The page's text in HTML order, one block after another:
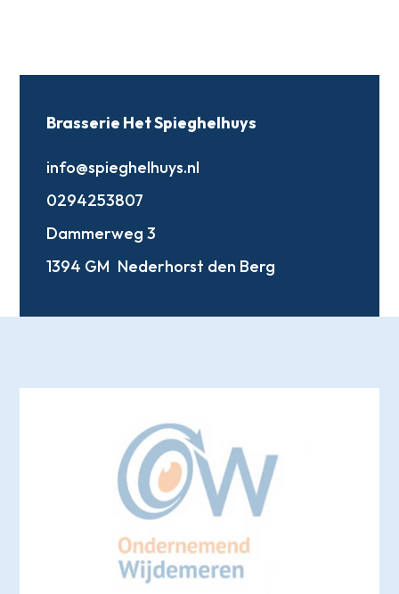
Brasserie Het Spieghelhuys
info@spieghelhuys.nl
0294253807
Dammerweg 3
1394 GM Nederhorst den Berg